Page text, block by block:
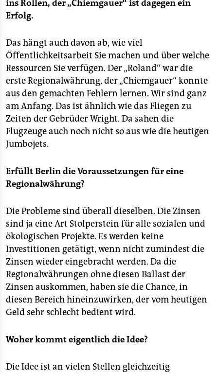
ins Rollen, der „Chiemgauer“ ist dagegen ein
Erfolg.
Das hängt auch davon ab, wie viel
Öffentlichkeitsarbeit Sie machen und über welche
Ressourcen Sie verfügen. Der „Roland“ war die
erste Regionalwährung, der „Chiemgauer“ konnte
aus den gemachten Fehlern lernen. Wir sind ganz
am Anfang. Das ist ähnlich wie das Fliegen zu
Zeiten der Gebrüder Wright. Da sahen die
Flugzeuge auch noch nicht so aus wie die heutigen
Jumbojets.
Erfüllt Berlin die Voraussetzungen für eine
Regionalwährung?
Die Probleme sind überall dieselben. Die Zinsen
sind ja eine Art Stolperstein für alle sozialen und
ökologischen Projekte. Es werden keine
Investitionen getätigt, wenn nicht zumindest die
Zinsen wieder eingebracht werden. Da die
Regionalwährungen ohne diesen Ballast der
Zinsen auskommen, haben sie die Chance, in
diesen Bereich hineinzuwirken, der vom heutigen
Geld sehr schlecht bedient wird.
Woher kommt eigentlich die Idee?
Die Idee ist an vielen Stellen gleichzeitig